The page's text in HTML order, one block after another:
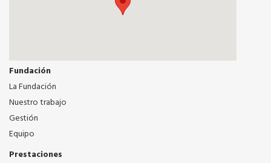
Fundación
La Fundación
Nuestro trabajo
Gestión
Equipo
Prestaciones